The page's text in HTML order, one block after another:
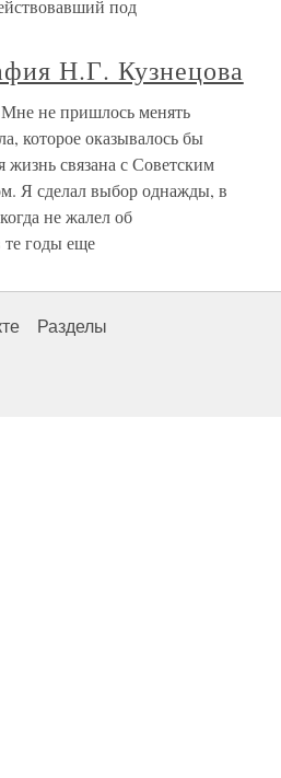
под
Н.Г. Кузнецова
Мне не пришлось менять
которое оказывалось бы
связана с Советским
Я сделал выбор однажды, в
не жалел об
те годы еще
Разделы